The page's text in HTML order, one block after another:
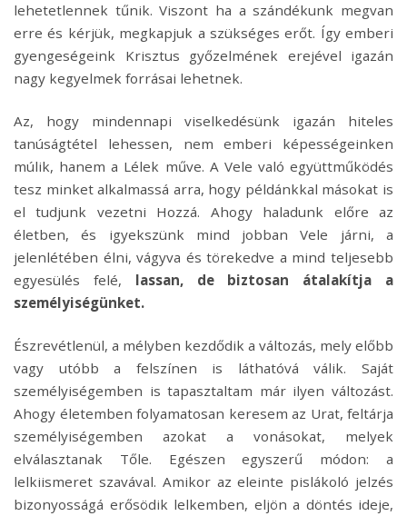
lehetetlennek tűnik. Viszont ha a szándékunk megvan
erre és kérjük, megkapjuk a szükséges erőt. Így emberi
gyengeségeink Krisztus győzelmének erejével igazán
nagy kegyelmek forrásai lehetnek.
Az, hogy mindennapi viselkedésünk igazán hiteles
tanúságtétel lehessen, nem emberi képességeinken
múlik, hanem a Lélek műve. A Vele való együttműködés
tesz minket alkalmassá arra, hogy példánkkal másokat is
el tudjunk vezetni Hozzá. Ahogy haladunk előre az
életben, és igyekszünk mind jobban Vele járni, a
jelenlétében élni, vágyva és törekedve a mind teljesebb
egyesülés felé, lassan, de biztosan átalakítja a
személyiségünket.
Észrevétlenül, a mélyben kezdődik a változás, mely előbb
vagy utóbb a felszínen is láthatóvá válik. Saját
személyiségemben is tapasztaltam már ilyen változást.
Ahogy életemben folyamatosan keresem az Urat, feltárja
személyiségemben azokat a vonásokat, melyek
elválasztanak Tőle. Egészen egyszerű módon: a
lelkiismeret szavával. Amikor az eleinte pislákoló jelzés
bizonyosságá erősödik lelkemben, eljön a döntés ideje,